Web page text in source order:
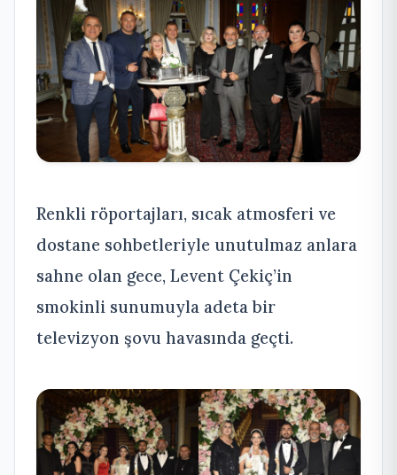
Renkli röportajları, sıcak atmosferi ve
dostane sohbetleriyle unutulmaz anlara
sahne olan gece, Levent Çekiç’in
smokinli sunumuyla adeta bir
televizyon şovu havasında geçti.